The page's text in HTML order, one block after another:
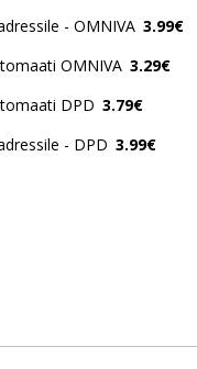
- OMNIVA 3.99€
OMNIVA 3.29€
DPD 3.79€
- DPD 3.99€